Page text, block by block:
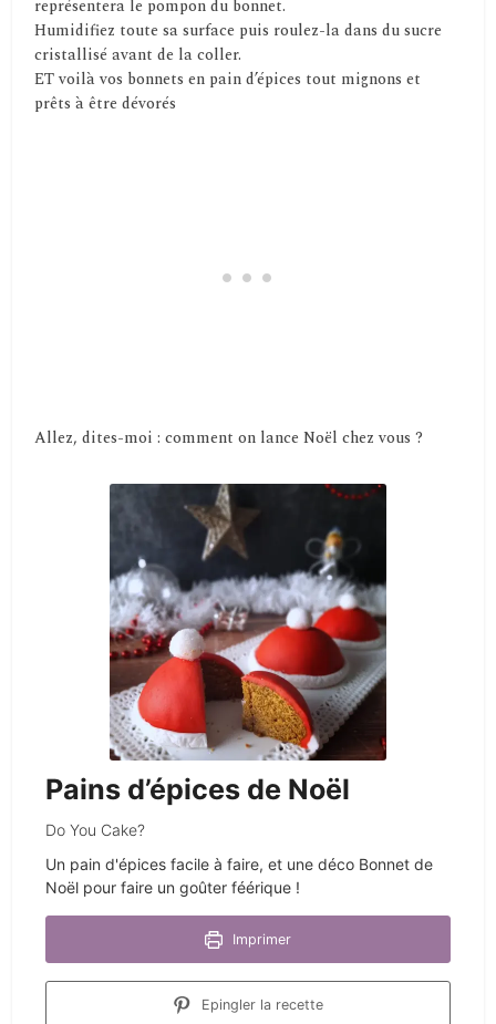
représentera le pompon du bonnet.
Humidifiez toute sa surface puis roulez-la dans du sucre
cristallisé avant de la coller.
ET voilà vos bonnets en pain d’épices tout mignons et
prêts à être dévorés
Allez, dites-moi : comment on lance Noël chez vous ?
Pains d’épices de Noël
Do You Cake?
Un pain d'épices facile à faire, et une déco Bonnet de
Noël pour faire un goûter féérique !
Imprimer
Epingler la recette